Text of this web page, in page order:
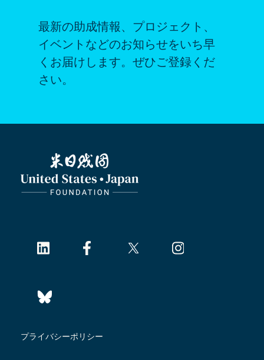
最新の助成情報、プロジェクト、
イベントなどのお知らせをいち早
くお届けします。ぜひご登録くだ
さい。
プライバシーポリシー